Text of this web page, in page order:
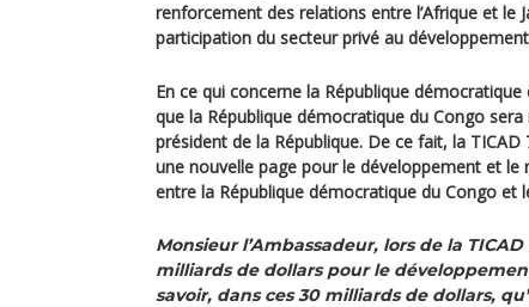
renforcement des relations entre l’Afrique et le
participation du secteur privé au développement
En ce qui concerne la République
que la République démocratique du Congo
président de la République. De ce fait, la
une nouvelle page pour le développement et
entre la République démocratique du Congo et
Monsieur l’Ambassadeur, lors de la
milliards de dollars pour le
savoir, dans ces 30 milliards de dollars,